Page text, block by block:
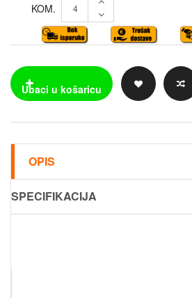
KOM.
OPIS
SPECIFIKACIJA